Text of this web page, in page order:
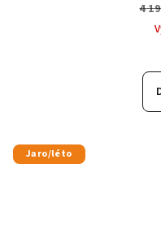
4
Jaro/léto